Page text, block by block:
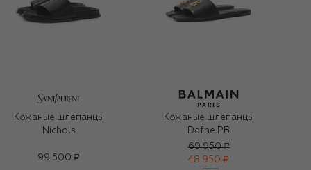
Кожаные шлепанцы
Nichols
99 500 ₽
Кожаные шлепанцы
Dafne PB
69 950 ₽
48 950 ₽